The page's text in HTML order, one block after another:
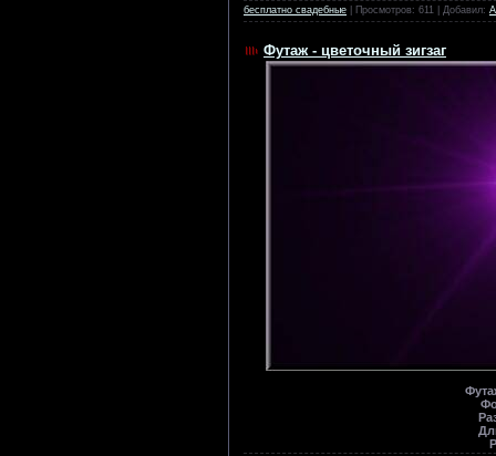
бесплатно свадебные | Просмотров: 611 | Добавил:
Футаж - цветочный зигзаг